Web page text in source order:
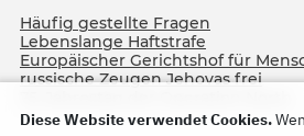
Häufig gestellte Fragen
Lebenslange Haftstrafe
Europäischer Gerichtshof für
russische Zeugen Jehovas frei
Diese Website verwendet Cookies.